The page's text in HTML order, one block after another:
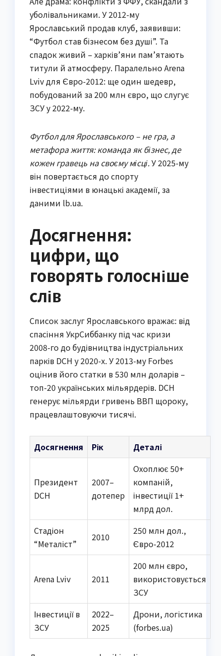
уболівальниками. У 2012-му
Ярославський продав клуб, заявивши:
“Футбол став бізнесом без душі”. Та
спадок живий – харків’яни пам’ятають
титули й атмосферу. Паралельно Arena
Lviv для Євро-2012: ще один шедевр,
побудований за 200 млн євро, що слугує
ЗСУ у 2022-му.
Футбол для Ярославського – не гра, а
метафора життя: команда як бізнес, де
кожен гравець на своєму місці.У 2025-му
він повертається до спорту
інвестиціями в юнацькі академії, за
даними lb.ua.
Досягнення:
цифри, що
говорять голосніше
слів
Список заслуг Ярославського вражає: від
спасіння УкрСиббанку під час кризи
2008-го до будівництва індустріальних
парків DCH у 2020-х. У 2013-му Forbes
оцінив його статки в 530 млн доларів –
топ-20 українських мільярдерів. DCH
генерує мільярди гривень ВВП щороку,
працевлаштовуючи тисячі.
Досягнення Рік Деталі
Президент
DCH
2007–
дотепер
Охоплює 50+
компаній,
інвестиції 1+
млрд дол.
Стадіон
“Металіст”
2010
250 млн дол.,
Євро-2012
Arena Lviv 2011
200 млн євро,
використовується
ЗСУ
Інвестиції в
ЗСУ
2022–
2025
Дрони, логістика
(forbes.ua)